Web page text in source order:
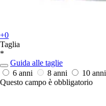
+0
Taglia
*
Guida alle taglie
6 anni
8 anni 10 anni
Questo campo è obbligatorio